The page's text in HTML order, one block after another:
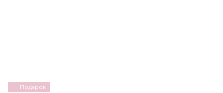
Подарок